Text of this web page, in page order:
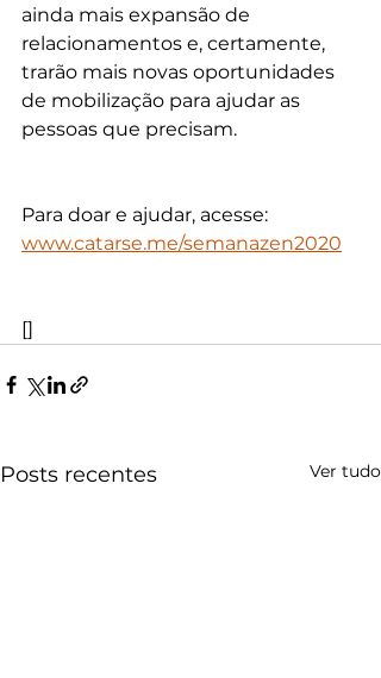
ainda mais expansão de
relacionamentos e, certamente,
trarão mais novas oportunidades
de mobilização para ajudar as
pessoas que precisam.
Para doar e ajudar, acesse:
www.catarse.me/semanazen2020
[]
Posts recentes Ver tudo